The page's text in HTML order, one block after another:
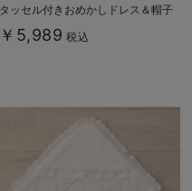
タッセル付きおめかしドレス＆帽子
セット
￥5,989 税込